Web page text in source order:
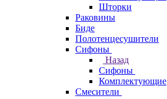
Шторки
Раковины
Биде
Полотенцесушители
Сифоны
Назад
Сифоны
Комплектующие
Смесители